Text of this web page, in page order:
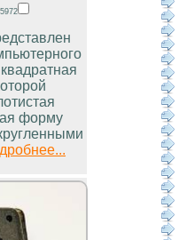
форму